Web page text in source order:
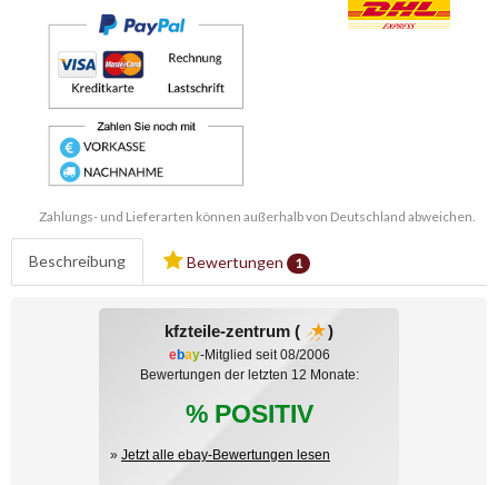
Zahlungs- und Lieferarten können außerhalb von Deutschland abweichen.
Beschreibung Bewertungen 1
kfzteile-zentrum ( )
ebay-Mitglied seit 08/2006
Bewertungen der letzten 12 Monate:
% POSITIV
» Jetzt alle ebay-Bewertungen lesen